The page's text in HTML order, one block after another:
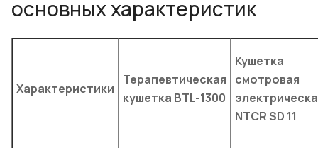
основных характеристик
Характеристики
Терапевтическая
кушетка BTL-1300
Кушетка
смотровая
NTCR SD 11